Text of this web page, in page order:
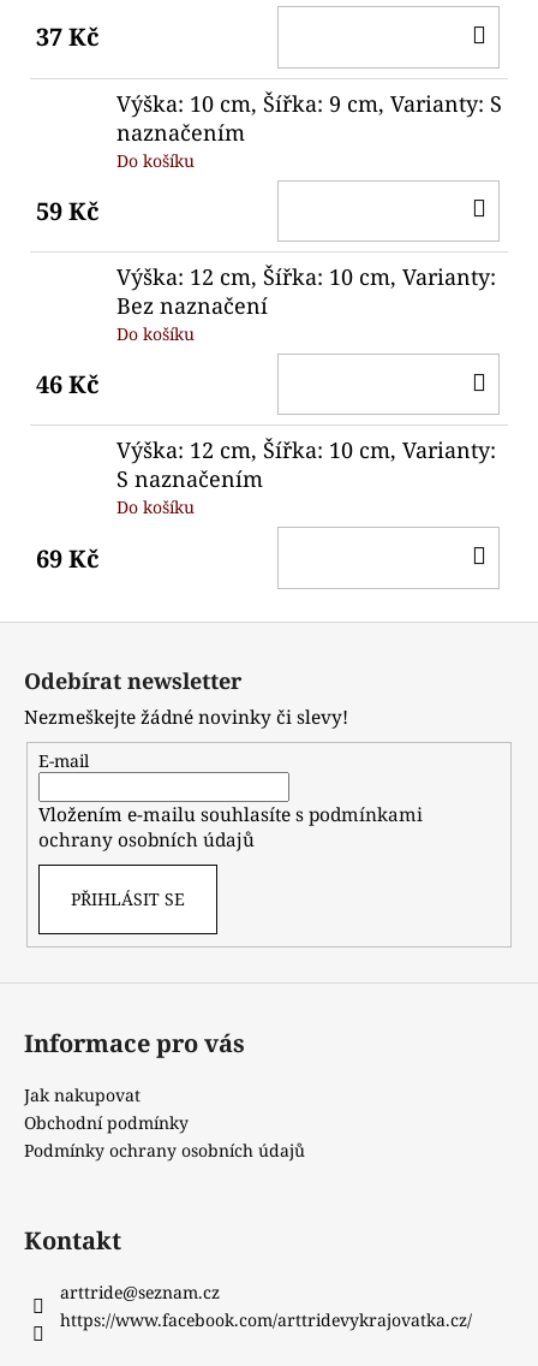
37 Kč
Výška: 10 cm, Šířka: 9 cm, Varianty: S
naznačením
Do košíku
59 Kč
Výška: 12 cm, Šířka: 10 cm, Varianty:
Bez naznačení
Do košíku
46 Kč
Výška: 12 cm, Šířka: 10 cm, Varianty:
S naznačením
Do košíku
69 Kč
Z
Odebírat newsletter
Nezmeškejte žádné novinky či slevy!
E-mail
Vložením e-mailu souhlasíte spodmínkami
ochrany osobních údajů
PŘIHLÁSIT SE
Informace pro vás
Jak nakupovat
Obchodní podmínky
Podmínky ochrany osobních údajů
Kontakt
arttride@seznam.cz
https://www.facebook.com/arttridevykrajovatka.cz/